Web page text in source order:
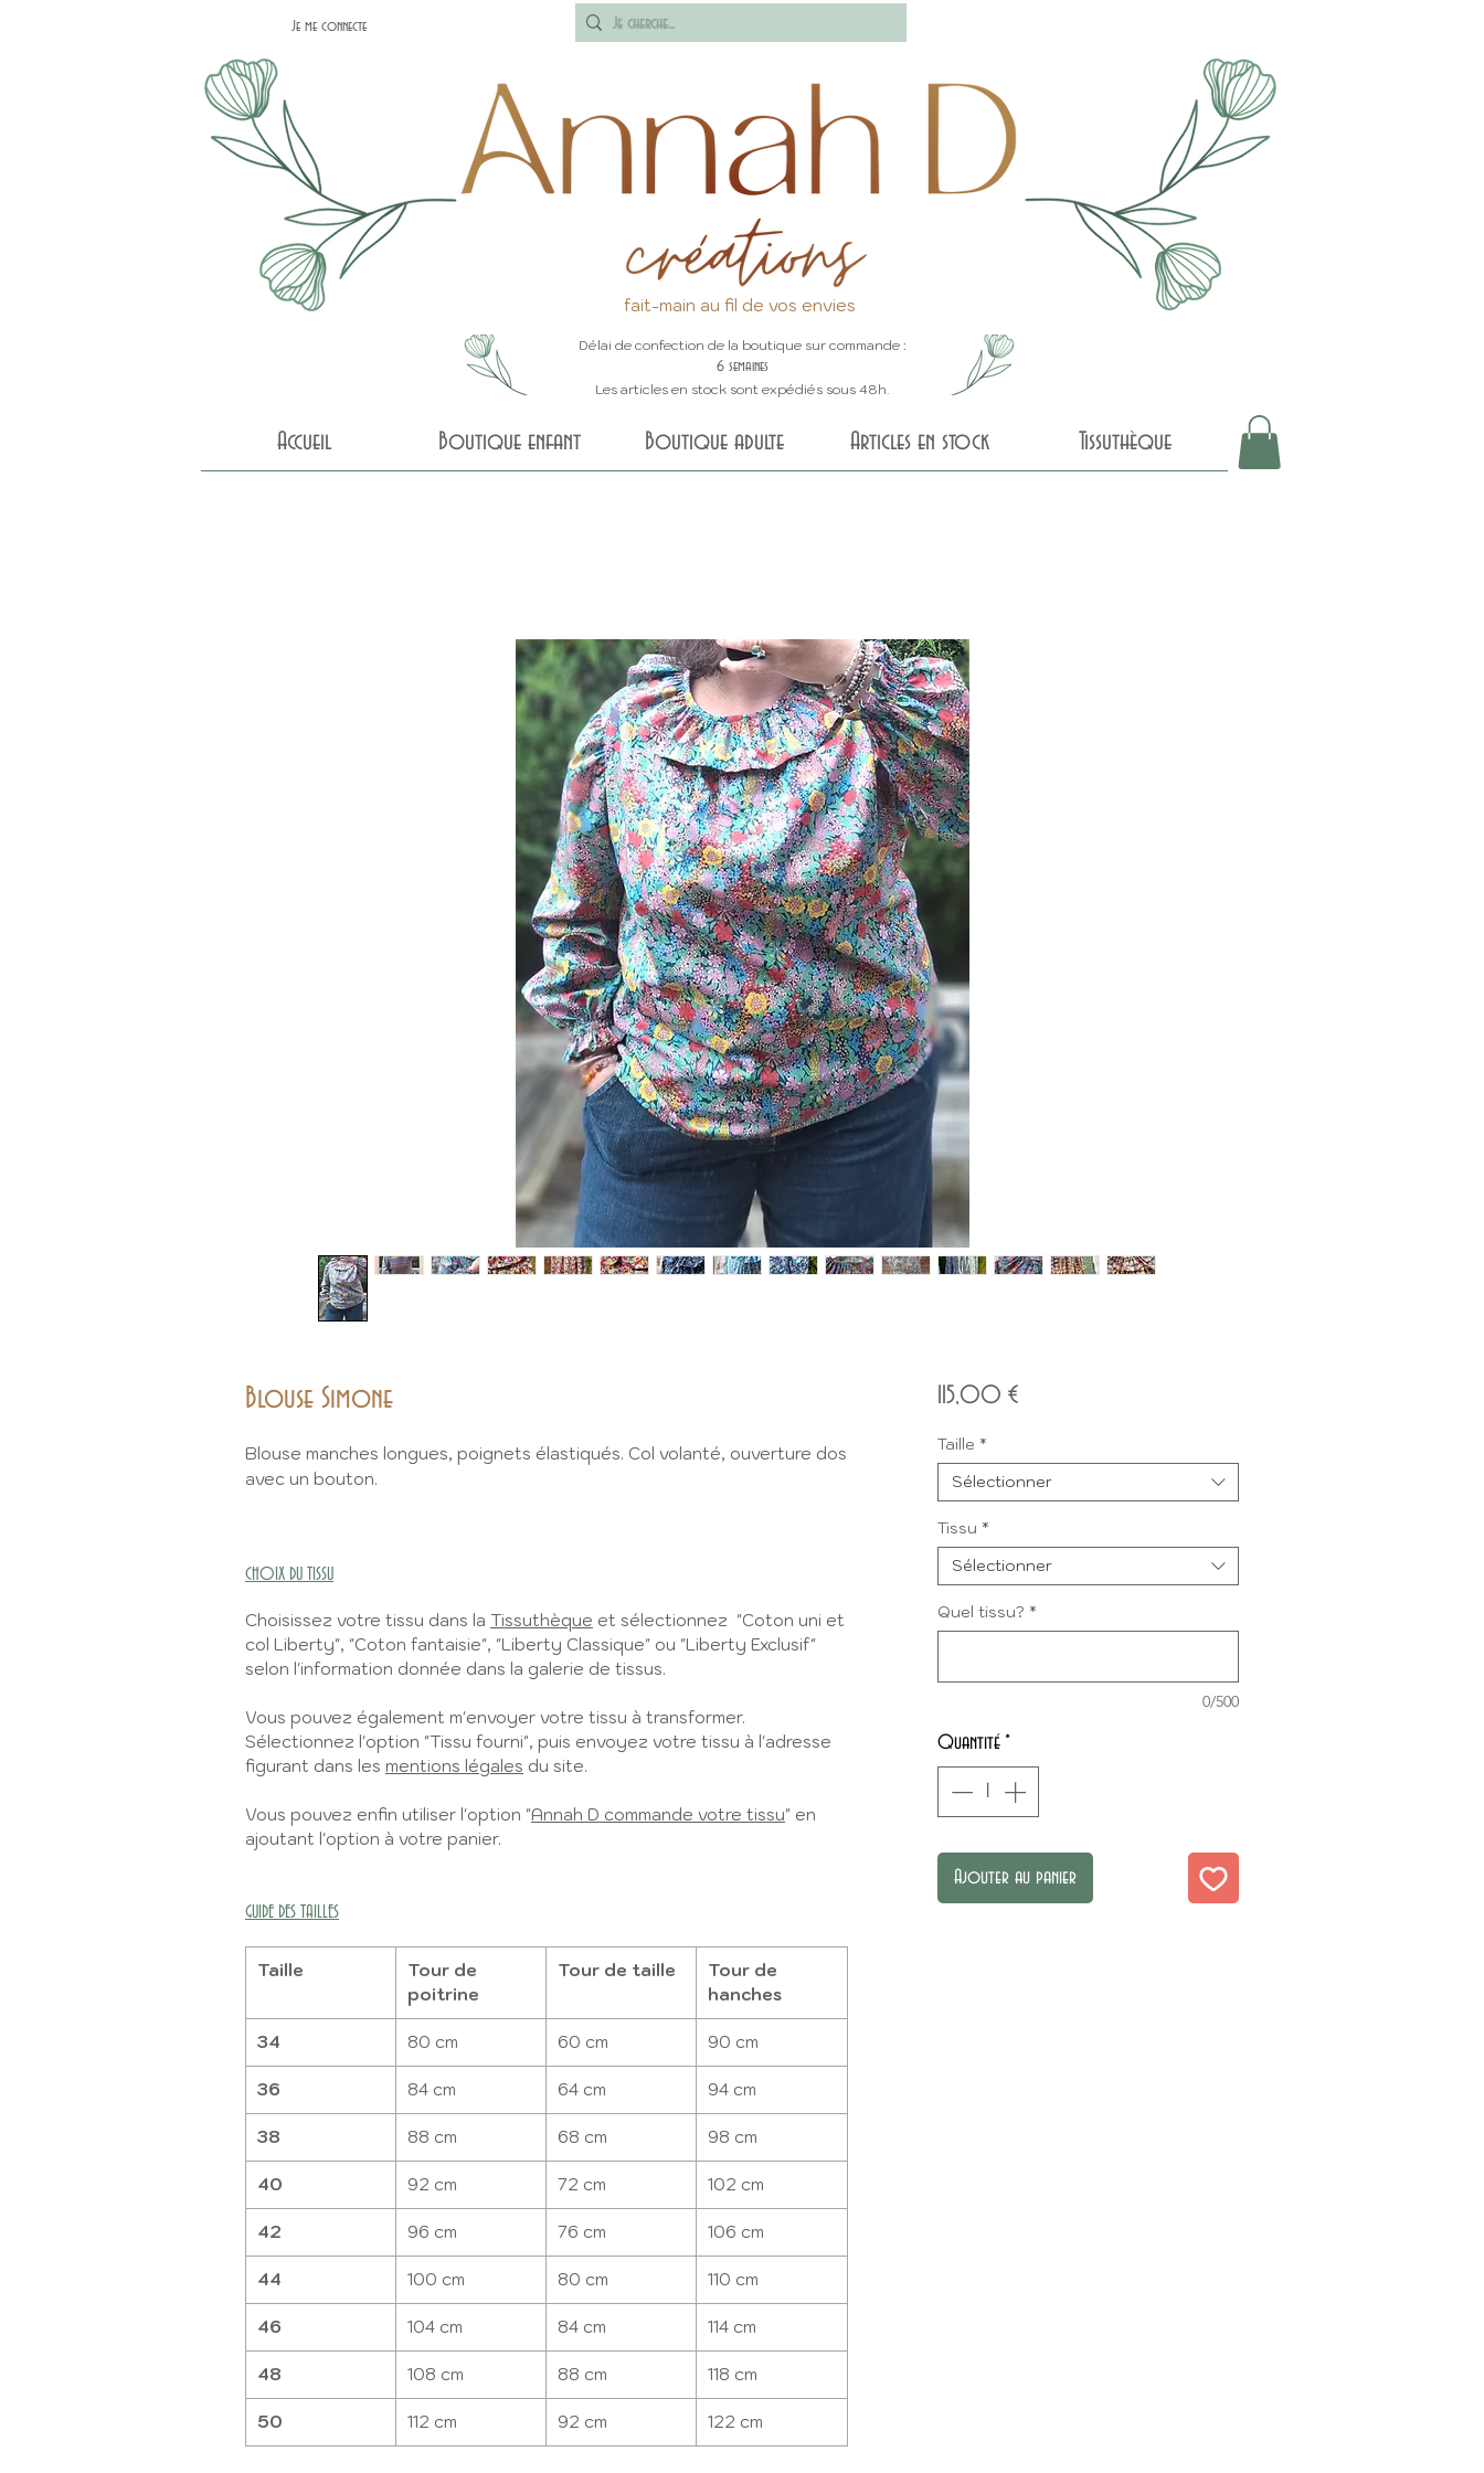
Je me connecte
fait-main au fil de vos envies
Délai de confection de la boutique sur commande :
6 semaines
Les articles en stock sont expédiés sous 48h.
Accueil Boutique enfant Boutique adulte Articles en stock Tissuthèque
Blouse Simone
Blouse manches longues, poignets élastiqués. Col volanté, ouverture dos
avec un bouton.
CHOIX DU TISSU
Choisissez votre tissu dans la Tissuthèque et sélectionnez "Coton uni et
col Liberty", "Coton fantaisie", "Liberty Classique" ou "Liberty Exclusif"
selon l'information donnée dans la galerie de tissus.
Vous pouvez également m'envoyer votre tissu à transformer.
Sélectionnez l'option "Tissu fourni", puis envoyez votre tissu à l'adresse
figurant dans les mentions légales du site.
Vous pouvez enfin utiliser l'option "Annah D commande votre tissu" en
ajoutant l'option à votre panier.
GUIDE DES TAILLES
Taille
Tour de
poitrine
Tour de taille
Tour de
hanches
34 80 cm 60 cm 90 cm
36 84 cm 64 cm 94 cm
38 88 cm 68 cm 98 cm
40 92 cm 72 cm 102 cm
42 96 cm 76 cm 106 cm
44 100 cm 80 cm 110 cm
46 104 cm 84 cm 114 cm
48 108 cm 88 cm 118 cm
50 112 cm 92 cm 122 cm
115,00 €Prix
Taille *
Sélectionner
Tissu *
Sélectionner
Quel tissu? *
0/500
Quantité *
Ajouter au panier